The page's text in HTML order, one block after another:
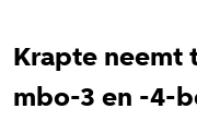
Krapte neemt
mbo-3 en -4-